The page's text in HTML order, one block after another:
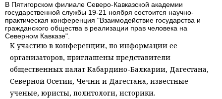
В Пятигорском филиале Северо-Кавказской академии
государственной службы 19-21 ноября состоится научно-
практическая конференция "Взаимодействие государства и
гражданского общества в реализации прав человека на
Северном Кавказе".
К участию в конференции, по информации ее
организаторов, приглашены представители
общественных палат Кабардино-Балкарии, Дагестана,
Северной Осетии, Чечни и Дагестана, известные
ученые, юристы, политологи, историки.